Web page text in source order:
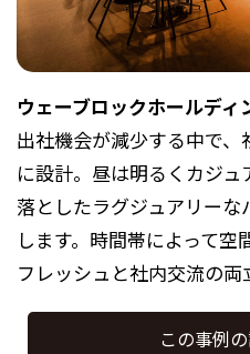
ウェーブロックホールディ
出社機会が減少する中で
に設計。昼は明るくカジ
落としたラグジュアリー
します。時間帯によって空
フレッシュと社内交流の両
この事例